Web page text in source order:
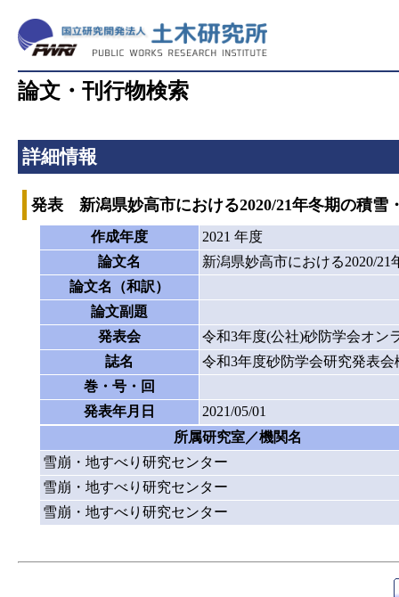
論文・刊行物検索
詳細情報
発表 新潟県妙高市における2020/21年冬期の積雪
作成年度
2021 年度
論文名
新潟県妙高市における2020/
論文名（和訳）
論文副題
発表会
令和3年度(公社)砂防学会オン
誌名
令和3年度砂防学会研究発表会
巻・号・回
発表年月日
2021/05/01
所属研究室／機関名
雪崩・地すべり研究センター
雪崩・地すべり研究センター
雪崩・地すべり研究センター